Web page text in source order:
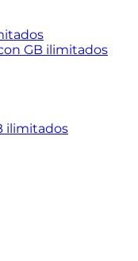
GB ilimitados
ilimitados